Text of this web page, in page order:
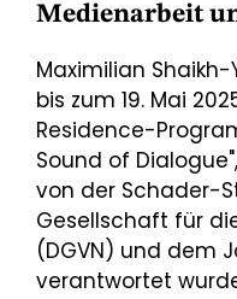
Medienarbeit
Maximilian Shaikh-
bis zum 19. Mai
Residence-
Sound of
von der Schader-
Gesellschaft für
(DGVN) und dem
verantwortet